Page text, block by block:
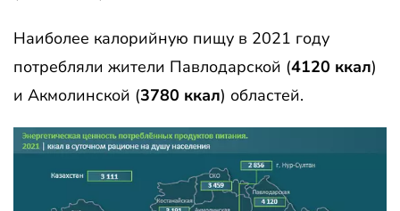
Наиболее калорийную пищу в 2021 году
потребляли жители Павлодарской (4120 ккал)
и Акмолинской (3780 ккал) областей.